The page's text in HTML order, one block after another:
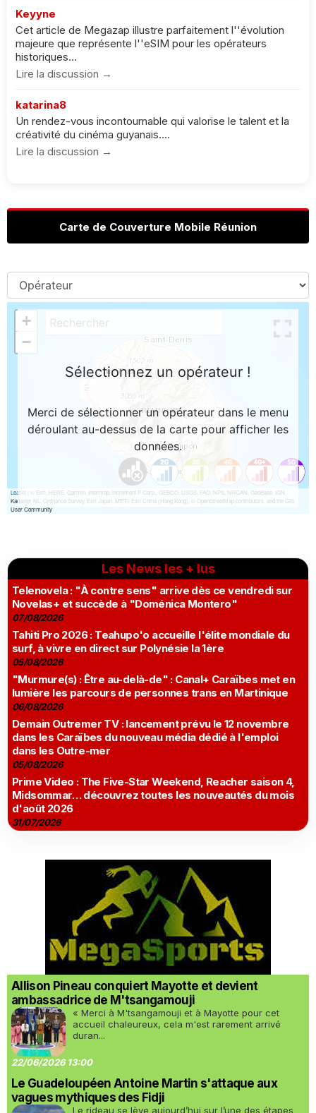
Keyyne
Cet article de Megazap illustre parfaitement l''évolution
majeure que représente l''eSIM pour les opérateurs
historiques...
Lire la discussion →
katarina8
Un rendez-vous incontournable qui valorise le talent et la
créativité du cinéma guyanais....
Lire la discussion →
Carte de Couverture Mobile Réunion
Les News les + lus
Telenovela : "À contre sens" arrive dès ce vendredi sur
Novelas+ et succède à "Doménica Montero"
07/08/2026
Tahiti Pro 2026 : Teahupo'o accueille l'élite mondiale du
surf, à vivre en direct sur Polynésie la 1ère
05/08/2026
"Murmure(s) : Être au-delà-de" : Canal+ Caraïbes met en
lumière les parcours de personnes trans en Martinique
06/08/2026
Demain Outremer TV : lancement prévu le 12 novembre
dans les Caraïbes du nouveau média dédié à l'emploi
dans les Outre-mer
05/08/2026
Prime Video : The Five-Star Weekend, Reacher saison 4,
Midsommar… découvrez toutes les nouveautés du mois
d'août 2026
31/07/2026
Allison Pineau conquiert Mayotte et devient
ambassadrice de M'tsangamouji
« Merci à M'tsangamouji et à Mayotte pour cet
accueil chaleureux, cela m'est rarement arrivé
duran...
22/06/2026 13:00
Le Guadeloupéen Antoine Martin s'attaque aux
vagues mythiques des Fidji
Le rideau se lève aujourd’hui sur l’une des étapes